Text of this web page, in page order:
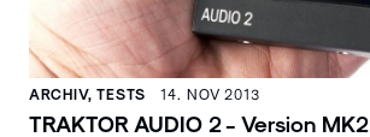
ARCHIV, TESTS 14. NOV 2013
TRAKTOR AUDIO 2 - Version MK2